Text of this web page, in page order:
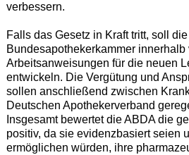
verbessern.
Falls das Gesetz in Kraft tritt, soll die
Bundesapothekerkammer
Arbeitsanweisungen für die neuen
entwickeln. Die Vergütung und
sollen anschließend zwischen
Deutschen Apothekerverband
Insgesamt bewertet die ABDA die
positiv, da sie evidenzbasiert seien
ermöglichen würden, ihre